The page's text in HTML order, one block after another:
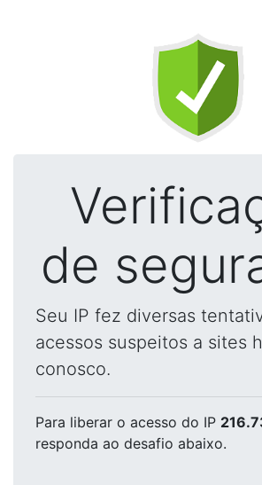
de
Seu IP fez diversas
acessos suspeitos a sites
conosco.
Para liberar o acesso do IP
responda ao desafio abaixo.